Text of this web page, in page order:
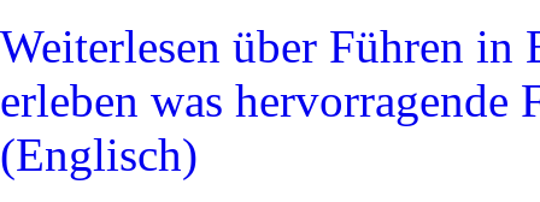
Weiterlesen über Führen in
erleben was
(Englisch)